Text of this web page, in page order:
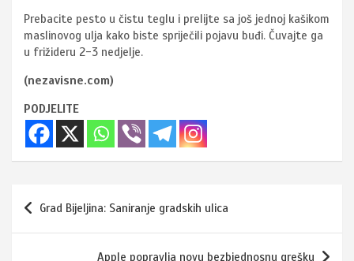
Prebacite pesto u čistu teglu i prelijte sa još jednoj kašikom
maslinovog ulja kako biste spriječili pojavu buđi. Čuvajte ga
u frižideru 2-3 nedjelje.
(nezavisne.com)
PODJELITE
Navigacija
članaka
Grad Bijeljina: Saniranje gradskih ulica
Apple popravlja novu bezbjednosnu grešku